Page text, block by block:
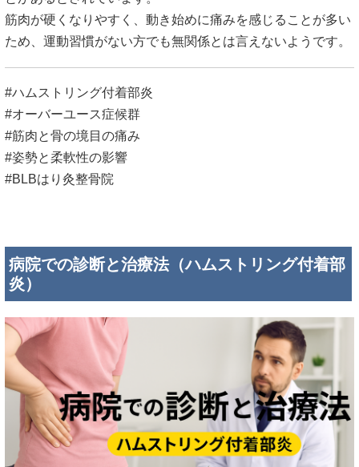
筋肉が硬くなりやすく、動き始めに痛みを感じることが多い
ため、運動習慣がない方でも無関係とは言えないようです。
#ハムストリング付着部炎
#オーバーユース症候群
#筋肉と骨の境目の痛み
#姿勢と柔軟性の影響
#BLBはり灸整骨院
病院での診断と治療法（ハムストリング付着部
炎）